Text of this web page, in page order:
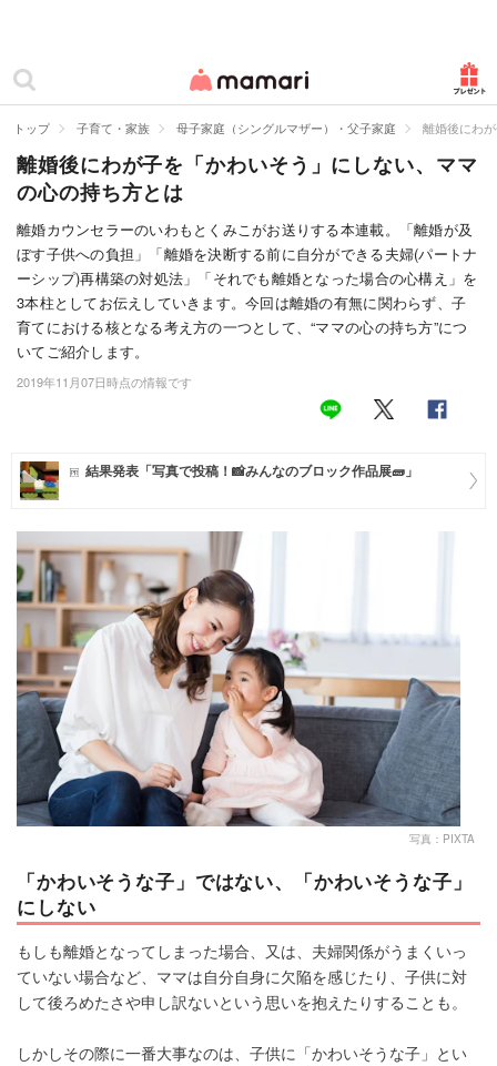
ママリ
カテゴリー一覧
妊娠
出産
赤ちゃん・育児
子育て・家族
病院
美容・ファッション
住まい
マネー
トレンド・イベント
トップ 子育て・家族 母子家庭（シングルマザー）・父子家庭 離婚後にわ
離婚後にわが子を「かわいそう」にしない、ママ
の心の持ち方とは
離婚カウンセラーのいわもとくみこがお送りする本連載。「離婚が及
ぼす子供への負担」「離婚を決断する前に自分ができる夫婦(パートナ
ーシップ)再構築の対処法」「それでも離婚となった場合の心構え」を
3本柱としてお伝えしていきます。今回は離婚の有無に関わらず、子
育てにおける核となる考え方の一つとして、“ママの心の持ち方”につ
いてご紹介します。
2019年11月07日時点の情報です
結果発表「写真で投稿！📸みんなのブロック作品展🧱」
写真：PIXTA
「かわいそうな子」ではない、「かわいそうな子」
にしない
もしも離婚となってしまった場合、又は、夫婦関係がうまくいっ
ていない場合など、ママは自分自身に欠陥を感じたり、子供に対
して後ろめたさや申し訳ないという思いを抱えたりすることも。
しかしその際に一番大事なのは、子供に「かわいそうな子」とい